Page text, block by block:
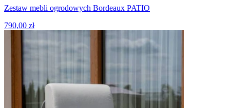
Zestaw mebli ogrodowych Bordeaux PATIO
790,00 zł